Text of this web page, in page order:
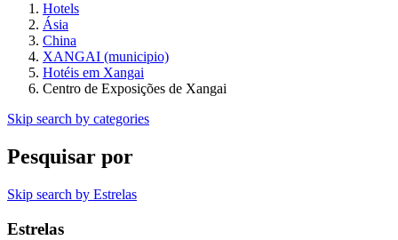
Hotels
Ásia
China
XANGAI (municipio)
Hotéis em Xangai
Centro de Exposições de Xangai
Skip search by categories
Pesquisar por
Skip search by Estrelas
Estrelas